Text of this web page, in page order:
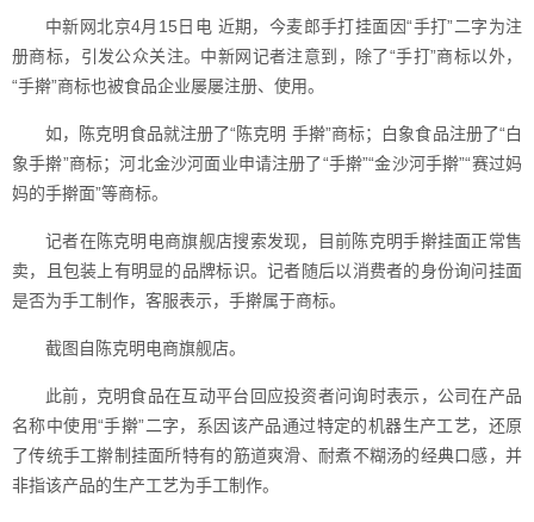
中新网北京4月15日电 近期，今麦郎手打挂面因“手打”二字为注
册商标，引发公众关注。中新网记者注意到，除了“手打”商标以外，
“手擀”商标也被食品企业屡屡注册、使用。
如，陈克明食品就注册了“陈克明 手擀”商标；白象食品注册了“白
象手擀”商标；河北金沙河面业申请注册了“手擀”“金沙河手擀”“赛过妈
妈的手擀面”等商标。
记者在陈克明电商旗舰店搜索发现，目前陈克明手擀挂面正常售
卖，且包装上有明显的品牌标识。记者随后以消费者的身份询问挂面
是否为手工制作，客服表示，手擀属于商标。
截图自陈克明电商旗舰店。
此前，克明食品在互动平台回应投资者问询时表示，公司在产品
名称中使用“手擀”二字，系因该产品通过特定的机器生产工艺，还原
了传统手工擀制挂面所特有的筋道爽滑、耐煮不糊汤的经典口感，并
非指该产品的生产工艺为手工制作。